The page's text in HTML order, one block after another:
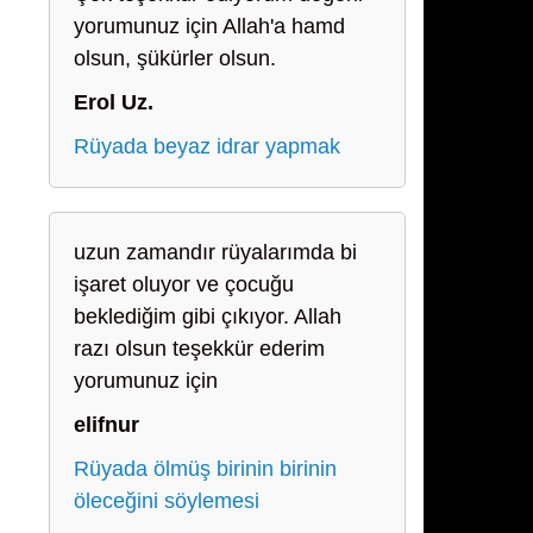
yorumunuz için Allah'a hamd
olsun, şükürler olsun.
Erol Uz.
Rüyada beyaz idrar yapmak
uzun zamandır rüyalarımda bi
işaret oluyor ve çocuğu
beklediğim gibi çıkıyor. Allah
razı olsun teşekkür ederim
yorumunuz için
elifnur
Rüyada ölmüş birinin birinin
öleceğini söylemesi